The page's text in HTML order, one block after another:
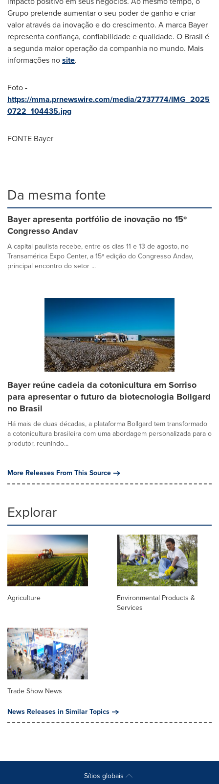
Grupo pretende aumentar o seu poder de ganho e criar
valor através da inovação e do crescimento. A marca Bayer
representa confiança, confiabilidade e qualidade. O Brasil é
a segunda maior operação da companhia no mundo. Mais
informações nosite.
Foto -
https://mma.prnewswire.com/media/2737774/IMG_2025
0722_104435.jpg
FONTE Bayer
Da mesma fonte
Bayer apresenta portfólio de inovação no 15º
Congresso Andav
A capital paulista recebe, entre os dias 11 e 13 de agosto, no
Transamérica Expo Center, a 15ª edição do Congresso Andav,
principal encontro do setor ...
Bayer reúne cadeia da cotonicultura em Sorriso
para apresentar o futuro da biotecnologia Bollgard
no Brasil
Há mais de duas décadas, a plataforma Bollgard tem transformado
a cotonicultura brasileira com uma abordagem personalizada para o
produtor, reunindo...
More Releases From This Source
Explorar
Agriculture
Environmental Products &
Services
Trade Show News
News Releases in Similar Topics
Sítios globais